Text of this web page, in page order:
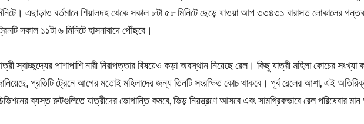
এছাড়াও বর্তমানে শিয়ালদহ থেকে সকাল ৮টা ৫৮ মিনিটে ছেড়ে যাওয়া আপ ৩৩৪৩১ বারাসত লোকালের
সকাল ১১টা ৬ মিনিটে হাসনাবাদে পৌঁছবে।
স্বাচ্ছন্দ্যের পাশাপাশি নারী নিরাপত্তার বিষয়েও কড়া অবস্থান নিয়েছে রেল। কিছু যাত্রী মহিলা কোচের
প্রতিটি ট্রেনে আগের মতোই মহিলাদের জন্য তিনটি সংরক্ষিত কোচ থাকবে। পূর্ব রেলের আশা, এই
ব্যস্ত রুটগুলিতে যাত্রীদের ভোগান্তি কমবে, ভিড় নিয়ন্ত্রণে আসবে এবং সামগ্রিকভাবে রেল পরিষেবার